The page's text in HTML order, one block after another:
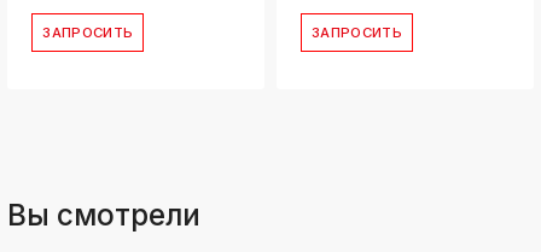
ЗАПРОСИТЬ ЗАПРОСИТЬ
Вы смотрели